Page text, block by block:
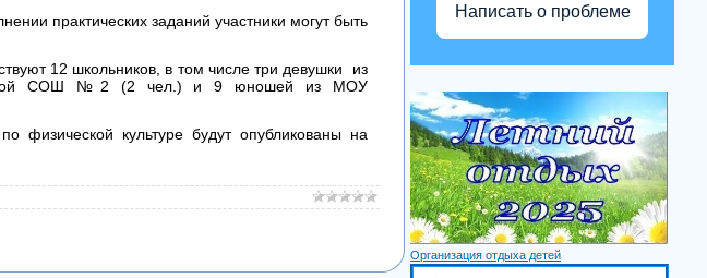
практических заданий участники могут быть
12 школьников, в том числе три девушки из
СОШ №2 (2 чел.) и 9 юношей из МОУ
физической культуре будут опубликованы на
Написать о проблеме
Организация отдыха детей